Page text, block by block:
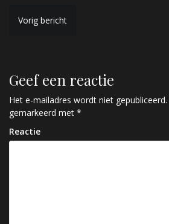
B
i
c
h
t
Vorig bericht
Geef een reactie
Het e-mailadres wordt niet gepubliceerd.
gemarkeerd met *
Reactie